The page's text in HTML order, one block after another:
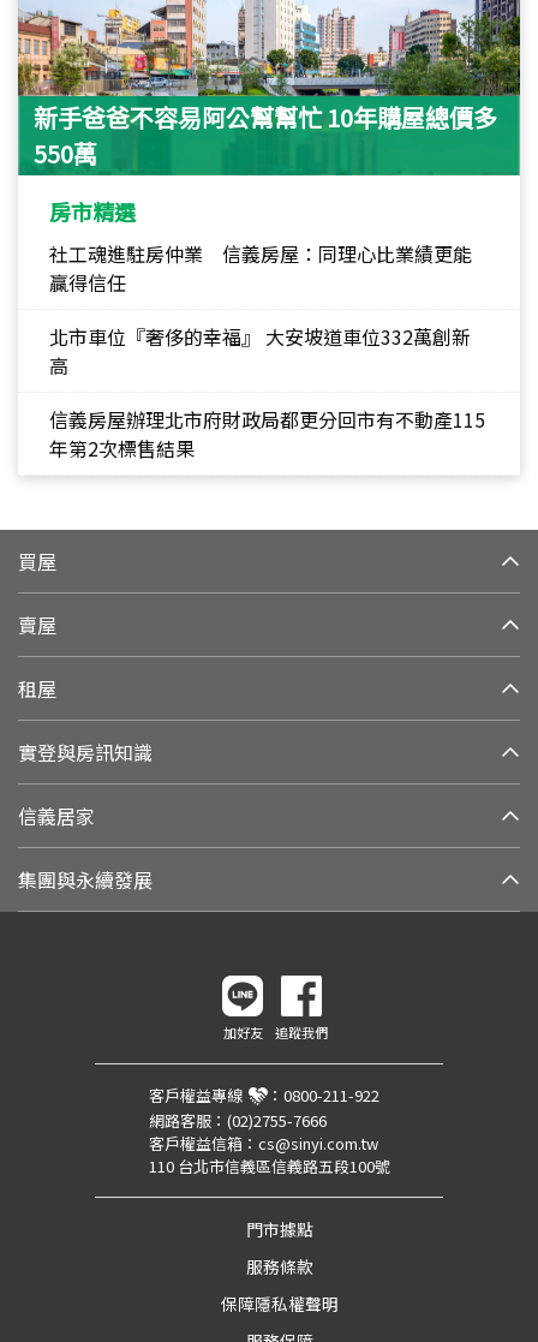
新手爸爸不容易阿公幫幫忙 10年購屋總價多
550萬
房市精選
社工魂進駐房仲業 信義房屋：同理心比業績更能
贏得信任
北市車位『奢侈的幸福』 大安坡道車位332萬創新
高
信義房屋辦理北市府財政局都更分回市有不動產115
年第2次標售結果
買屋
賣屋
租屋
實登與房訊知識
信義居家
集團與永續發展
加好友 追蹤我們
客戶權益專線 ： 0800-211-922
網路客服： (02)2755-7666
客戶權益信箱： cs@sinyi.com.tw
110 台北市信義區信義路五段100號
門市據點
服務條款
保障隱私權聲明